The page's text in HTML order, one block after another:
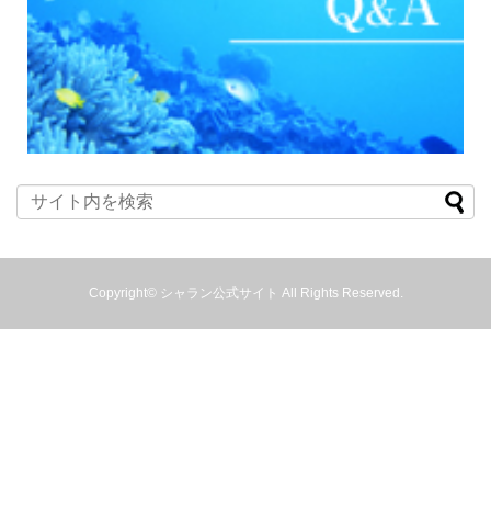
Copyright© シャラン公式サイト All Rights Reserved.